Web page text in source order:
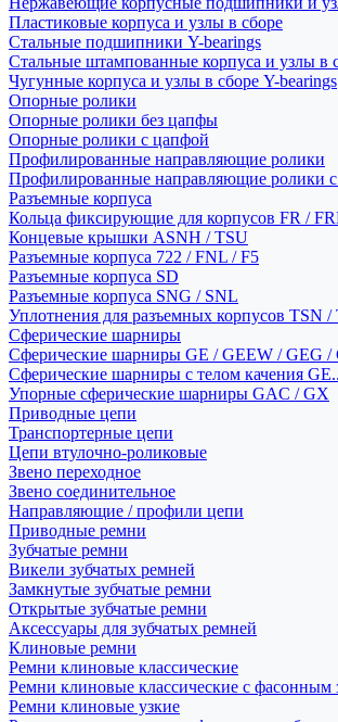
Пластиковые корпуса и узлы в сборе
Стальные подшипники Y-bearings
Стальные штампованные корпуса и узлы в
Чугунные корпуса и узлы в сборе Y-bearings
Опорные ролики
Опорные ролики без цапфы
Опорные ролики с цапфой
Профилированные направляющие ролики
Профилированные направляющие ролики
Разъемные корпуса
Кольца фиксирующие для корпусов FR /
Концевые крышки ASNH / TSU
Разъемные корпуса 722 / FNL / F5
Разъемные корпуса SD
Разъемные корпуса SNG / SNL
Уплотнения для разъемных корпусов TSN /
Сферические шарниры
Сферические шарниры GE / GEEW / GEG /
Сферические шарниры с телом качения
Упорные сферические шарниры GAC / GX
Приводные цепи
Транспортерные цепи
Цепи втулочно-роликовые
Звено переходное
Звено соединительное
Направляющие / профили цепи
Приводные ремни
Зубчатые ремни
Викели зубчатых ремней
Замкнутые зубчатые ремни
Открытые зубчатые ремни
Аксессуары для зубчатых ремней
Клиновые ремни
Ремни клиновые классические
Ремни клиновые классические с фасонным
Ремни клиновые узкие